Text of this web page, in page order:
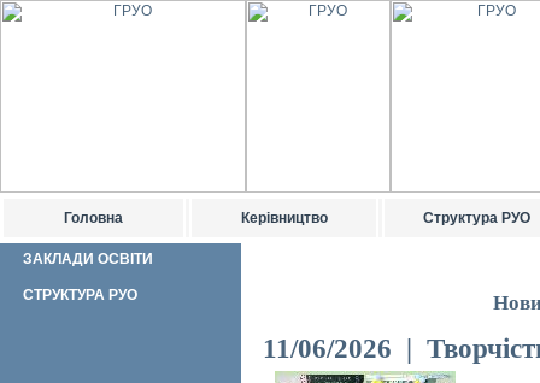
Головна Керівництво Структура РУО
ЗАКЛАДИ ОСВІТИ
СТРУКТУРА РУО
11/06/2026 |